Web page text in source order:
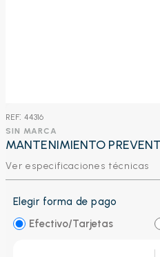
: 44316
SIN MARCA
MANTENIMIENTO
Ver especificaciones técnicas
Elegir forma de pago
Efectivo/Tarjetas